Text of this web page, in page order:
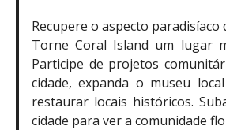
Recupere o aspecto paradisíaco
Torne Coral Island um lugar
Participe de projetos
cidade, expanda o museu
restaurar locais históricos.
cidade para ver a comunidade